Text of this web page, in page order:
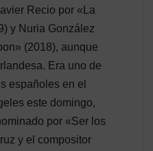
Recio por «La
y Nuria González
(2018), aunque
Era uno de
españoles en el
este domingo,
por «Ser los
y el compositor